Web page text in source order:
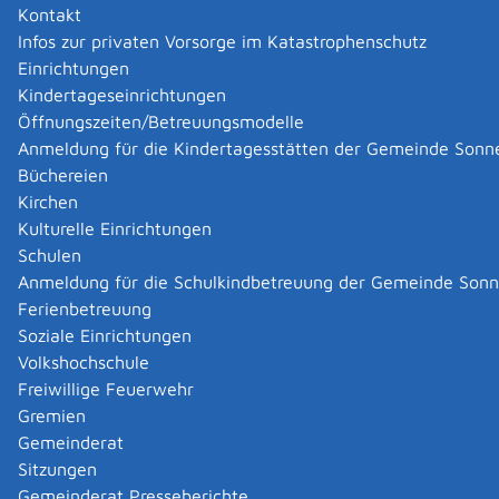
Kontakt
Infos zur privaten Vorsorge im Katastrophenschutz
Einrichtungen
Kindertageseinrichtungen
Öffnungszeiten/Betreuungsmodelle
Anmeldung für die Kindertagesstätten der Gemeinde
Büchereien
Kirchen
Kulturelle Einrichtungen
Schulen
Anmeldung für die Schulkindbetreuung der Gemeinde
Ferienbetreuung
Soziale Einrichtungen
Volkshochschule
Freiwillige Feuerwehr
Gremien
Gemeinderat
Sitzungen
Onlineantrag und Formulare
Patentanmeldung - Elektronische Anmeldung
Deutsche Patent- und Markenamt wird in Zukunft
die elektronische Anmeldung von allen
Schutzrechten anbieten. Bereits jetzt ist die
elektronische Anmeldung eines deutschen und
europäischen Patents möglich.
Patentanmeldung - Erfinderbenennung
Patentanmeldung - Erteilung eines Patents
Patentanmeldung - Kostenmerkblatt
Patentanmeldung - Merkblatt
Zuständige Stelle
das Deutsche Patent- und Markenamt
München
Hinweis:
Sie können Ihre Anmeldung auch bei den